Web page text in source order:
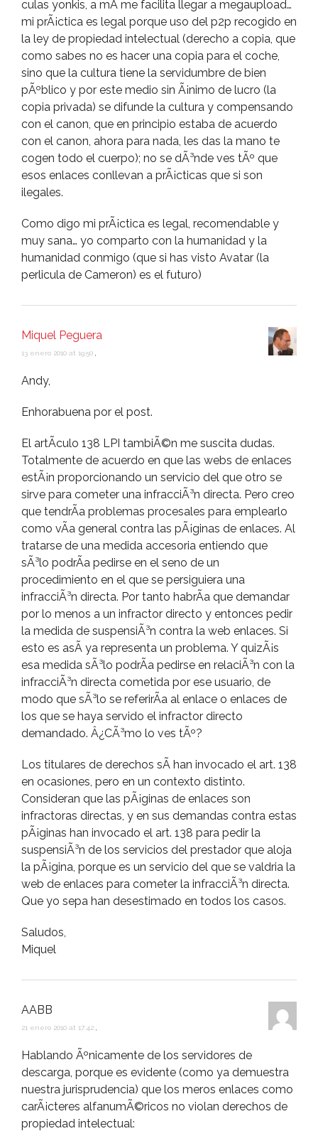
culas yonkis, a mÃ­ me facilita llegar a megaupload…
mi prÃ¡ctica es legal porque uso del p2p recogido en
la ley de propiedad intelectual (derecho a copia, que
como sabes no es hacer una copia para el coche,
sino que la cultura tiene la servidumbre de bien
pÃºblico y por este medio sin Ã¡nimo de lucro (la
copia privada) se difunde la cultura y compensando
con el canon, que en principio estaba de acuerdo
con el canon, ahora para nada, les das la mano te
cogen todo el cuerpo); no se dÃ³nde ves tÃº que
esos enlaces conllevan a prÃ¡cticas que si son
ilegales.
Como digo mi prÃ¡ctica es legal, recomendable y
muy sana… yo comparto con la humanidad y la
humanidad conmigo (que si has visto Avatar (la
perlicula de Cameron) es el futuro)
Miquel Peguera
13 enero 2010 at 19:50
Andy,
Enhorabuena por el post.
El artÃ­culo 138 LPI tambiÃ©n me suscita dudas.
Totalmente de acuerdo en que las webs de enlaces
estÃ¡n proporcionando un servicio del que otro se
sirve para cometer una infracciÃ³n directa. Pero creo
que tendrÃ­a problemas procesales para emplearlo
como vÃ­a general contra las pÃ¡ginas de enlaces. Al
tratarse de una medida accesoria entiendo que
sÃ³lo podrÃ­a pedirse en el seno de un
procedimiento en el que se persiguiera una
infracciÃ³n directa. Por tanto habrÃ­a que demandar
por lo menos a un infractor directo y entonces pedir
la medida de suspensiÃ³n contra la web enlaces. Si
esto es asÃ­ ya representa un problema. Y quizÃ¡s
esa medida sÃ³lo podrÃ­a pedirse en relaciÃ³n con la
infracciÃ³n directa cometida por ese usuario, de
modo que sÃ³lo se referirÃ­a al enlace o enlaces de
los que se haya servido el infractor directo
demandado. Â¿CÃ³mo lo ves tÃº?
Los titulares de derechos sÃ­ han invocado el art. 138
en ocasiones, pero en un contexto distinto.
Consideran que las pÃ¡ginas de enlaces son
infractoras directas, y en sus demandas contra estas
pÃ¡ginas han invocado el art. 138 para pedir la
suspensiÃ³n de los servicios del prestador que aloja
la pÃ¡gina, porque es un servicio del que se valdria la
web de enlaces para cometer la infracciÃ³n directa.
Que yo sepa han desestimado en todos los casos.
Saludos,
Miquel
AABB
21 enero 2010 at 17:42
Hablando Ãºnicamente de los servidores de
descarga, porque es evidente (como ya demuestra
nuestra jurisprudencia) que los meros enlaces como
carÃ¡cteres alfanumÃ©ricos no violan derechos de
propiedad intelectual: